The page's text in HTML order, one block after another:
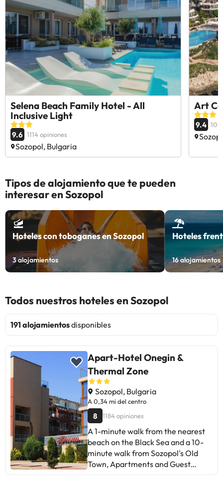
Selena Beach Family Hotel - All
Inclusive Light
9.6 1114 opiniones
Sozopol, Bulgaria
Art
9.4
Tipos de alojamiento que te pueden
interesar en Sozopol
Hoteles con toboganes en Sozopol
3alojamientos
Hoteles
16alojamientos
Todos nuestros hoteles en Sozopol
191 alojamientosdisponibles
Apart-Hotel Onegin &
Thermal Zone
Sozopol, Bulgaria
A 0,34 mi del centro
8 1184 opiniones
A 1-minute walk from the nearest
beach on the Black Sea and a 10-
minute walk from Sozopol's Old
Town, Apartments and Guest